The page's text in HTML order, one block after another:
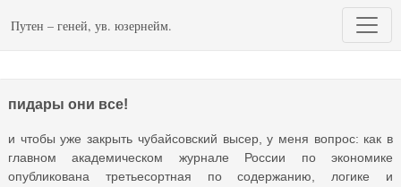
Путен – геней, ув. юзернейм.
пидары они все!
и чтобы уже закрыть чубайсовский высер, у меня вопрос: как в
главном академическом журнале России по экономике
опубликована третьесортная по содержанию, логике и